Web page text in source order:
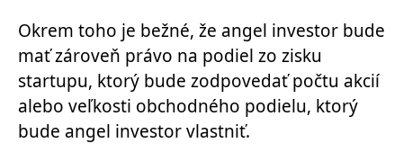
Okrem toho je bežné, že angel investor bude
mať zároveň právo na podiel zo zisku
startupu, ktorý bude zodpovedať počtu akcií
alebo veľkosti obchodného podielu, ktorý
bude angel investor vlastniť.